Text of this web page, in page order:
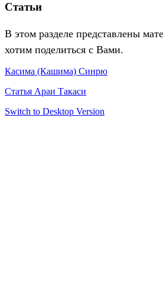
Статьи
В этом разделе представлены
хотим поделиться с Вами.
Касима (Кашима) Синрю
Статья Араи Такаси
Switch to Desktop Version